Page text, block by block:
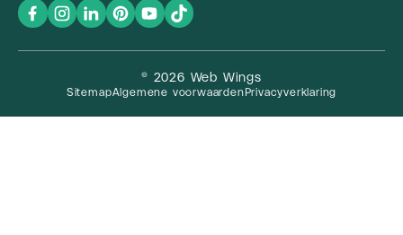
© 2026 Web Wings
SitemapAlgemene voorwaardenPrivacyverklaring